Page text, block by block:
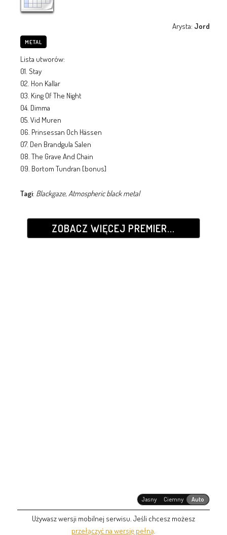
Arysta: Jord
METAL
Lista utworów:
01. Stay
02. Hon Kallar
03. King Of The Night
04. Dimma
05. Vid Muren
06. Prinsessan Och Hässen
07. Den Brandgula Salen
08. The Grave And Chain
09. Bortom Tundran [bonus]
Tagi: Blackgaze, Atmospheric black metal
ZOBACZ WIĘCEJ PREMIER...
Jasny Ciemny Auto
Używasz wersji mobilnej serwisu. Jeśli chcesz możesz
przełączyć na wersję pełną